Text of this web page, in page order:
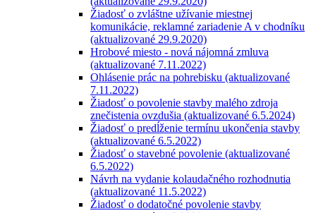
Žiadosť o zvláštne užívanie miestnej
komunikácie, reklamné zariadenie A v chodníku
(aktualizované 29.9.2020)
Hrobové miesto - nová nájomná zmluva
(aktualizované 7.11.2022)
Ohlásenie prác na pohrebisku (aktualizované
7.11.2022)
Žiadosť o povolenie stavby malého zdroja
znečistenia ovzdušia (aktualizované 6.5.2024)
Žiadosť o predĺženie termínu ukončenia stavby
(aktualizované 6.5.2022)
Žiadosť o stavebné povolenie (aktualizované
6.5.2022)
Návrh na vydanie kolaudačného rozhodnutia
(aktualizované 11.5.2022)
Žiadosť o dodatočné povolenie stavby